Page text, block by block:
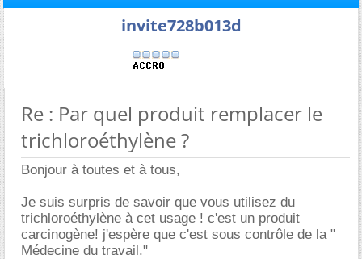
invite728b013d
Re : Par quel produit remplacer le
trichloroéthylène ?
Bonjour à toutes et à tous,
Je suis surpris de savoir que vous utilisez du
trichloroéthylène à cet usage ! c'est un produit
carcinogène! j'espère que c'est sous contrôle de la "
Médecine du travail."